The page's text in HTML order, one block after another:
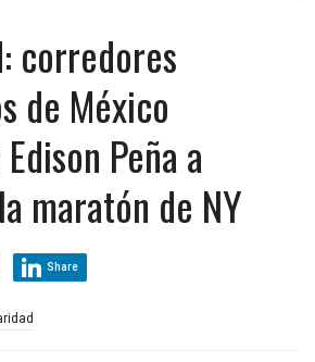
corredores
de México
Peña a
maratón de NY
Share